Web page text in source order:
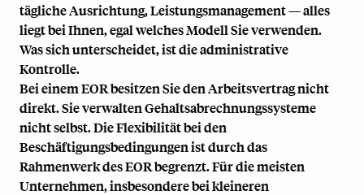
tägliche Ausrichtung, Leistungsmanagement — alles
liegt bei Ihnen, egal welches Modell Sie verwenden.
Was sich unterscheidet, ist die administrative
Kontrolle.
Bei einem EOR besitzen Sie den Arbeitsvertrag nicht
direkt. Sie verwalten Gehaltsabrechnungssysteme
nicht selbst. Die Flexibilität bei den
Beschäftigungsbedingungen ist durch das
Rahmenwerk des EOR begrenzt. Für die meisten
Unternehmen, insbesondere bei kleineren